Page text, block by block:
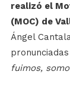
realizó el
(MOC) de
Ángel
fuimos,